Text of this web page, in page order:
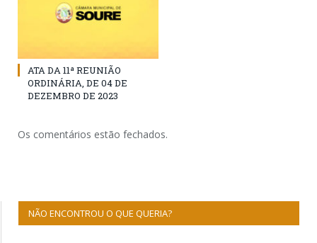
ATA DA 11ª REUNIÃO
ORDINÁRIA, DE 04 DE
DEZEMBRO DE 2023
Os comentários estão fechados.
NÃO ENCONTROU O QUE QUERIA?